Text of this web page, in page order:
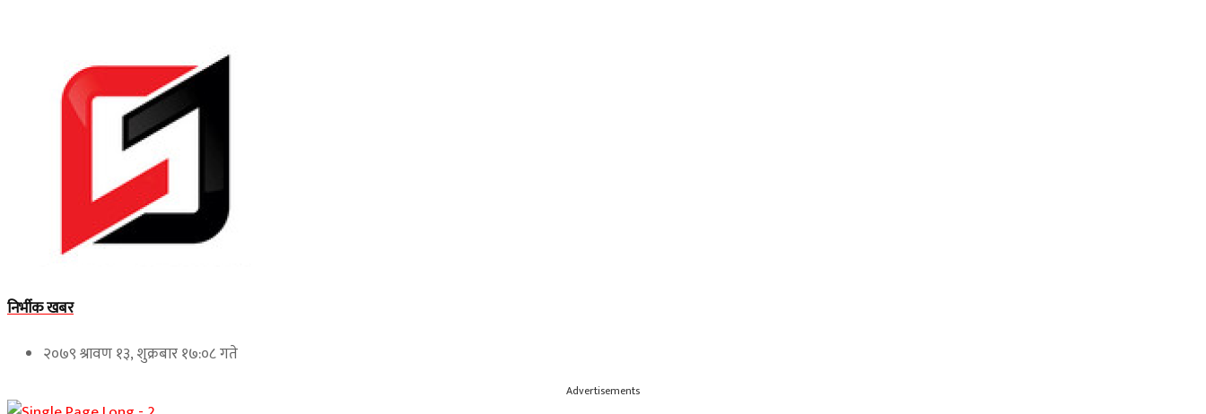
निर्भीक खबर
२०७९ श्रावण १३, शुक्रबार १७:०८ गते
Advertisements